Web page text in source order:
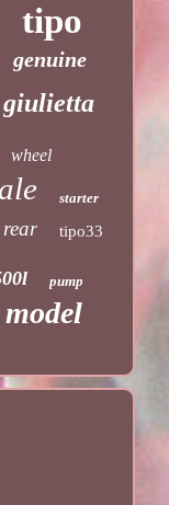
tipo
genuine
giulietta
wheel
starter
rear tipo33
pump
model